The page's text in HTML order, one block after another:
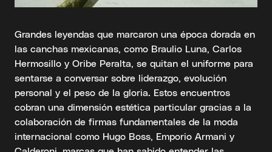
Grandes leyendas que marcaron una época dorada en
las canchas mexicanas, como Braulio Luna, Carlos
Hermosillo y Oribe Peralta, se quitan el uniforme para
sentarse a conversar sobre liderazgo, evolución
personal y el peso de la gloria. Estos encuentros
cobran una dimensión estética particular gracias a la
colaboración de firmas fundamentales de la moda
internacional como Hugo Boss, Emporio Armani y